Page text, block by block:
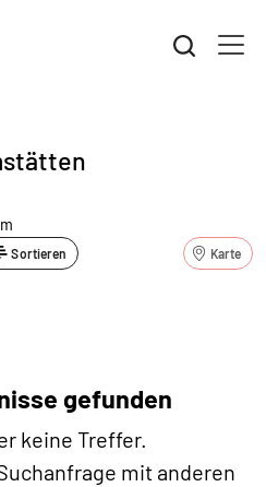
Sortieren Karte
gefunden
keine Treffer.
mit anderen